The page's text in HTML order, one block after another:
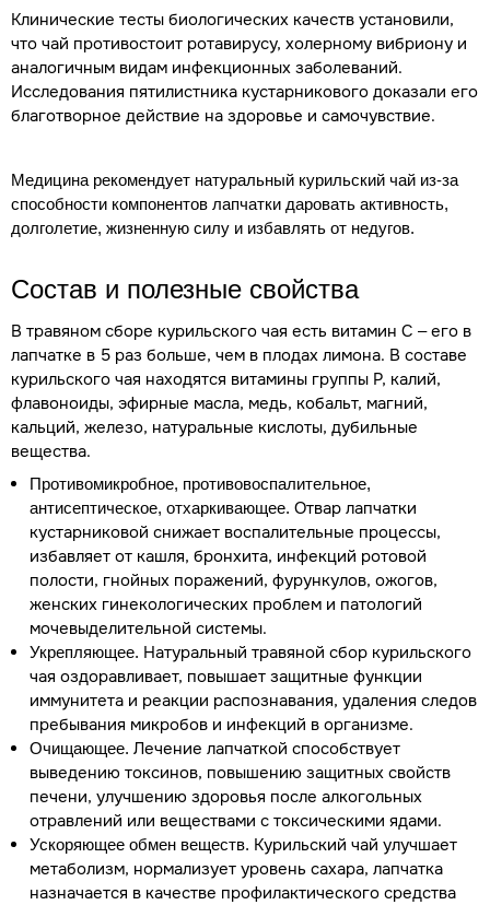
Клинические тесты биологических качеств установили,
что чай противостоит ротавирусу, холерному вибриону и
аналогичным видам инфекционных заболеваний.
Исследования пятилистника кустарникового доказали его
благотворное действие на здоровье и самочувствие.
Медицина рекомендует натуральный курильский чай из-за
способности компонентов лапчатки даровать активность,
долголетие, жизненную силу и избавлять от недугов.
Состав и полезные свойства
В травяном сборе курильского чая есть витамин С – его в
лапчатке в 5 раз больше, чем в плодах лимона. В составе
курильского чая находятся витамины группы Р, калий,
флавоноиды, эфирные масла, медь, кобальт, магний,
кальций, железо, натуральные кислоты, дубильные
вещества.
Противомикробное, противовоспалительное,
антисептическое, отхаркивающее. Отвар лапчатки
кустарниковой снижает воспалительные процессы,
избавляет от кашля, бронхита, инфекций ротовой
полости, гнойных поражений, фурункулов, ожогов,
женских гинекологических проблем и патологий
мочевыделительной системы.
Укрепляющее. Натуральный травяной сбор курильского
чая оздоравливает, повышает защитные функции
иммунитета и реакции распознавания, удаления следов
пребывания микробов и инфекций в организме.
Очищающее.Лечение лапчаткой способствует
выведению токсинов, повышению защитных свойств
печени, улучшению здоровья после алкогольных
отравлений или веществами с токсическими ядами.
Ускоряющее обмен веществ. Курильский чай улучшает
метаболизм, нормализует уровень сахара, лапчатка
назначается в качестве профилактического средства